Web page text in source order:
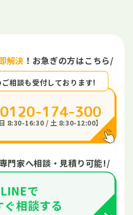
相談も受付しております!
解決 ！ お急ぎの方はこちら/
0120-174-300
日 8:30-16:30 / 土 8:30-12:00】
門家へ相談・見積り可能!/
LINEで
ぐ相談する